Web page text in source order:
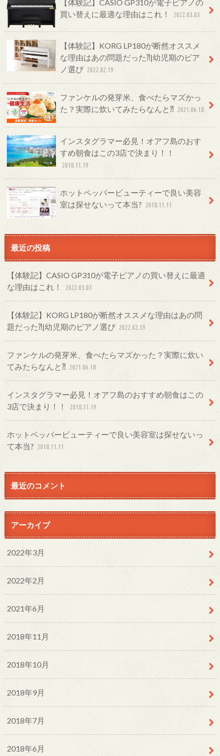
【体験記】CASIO GP310が電子ピアノの
買い替えに最適な理由はこれ！
2022.03.03
【体験記】KORG LP180が断然オススメ
な理由はあの問題だった⁈|幼児期のピア
ノ選び 2022.02.19
ファンケルの発芽米、食べたらマズかっ
た？実際に炊いてみたらなんと⁈ 2021.06.18
インスタグラマー必見！オアフ島のおす
すめ朝食はこの3店で決まり！！
2018.11.19
ホットペッパービューティーで良い美容
室は探せないって本当? 2018.11.11
最近の投稿
【体験記】CASIO GP310が電子ピアノの買い替えに最適
な理由はこれ！
2022.03.03
【体験記】KORG LP180が断然オススメな理由はあの問
題だった⁈|幼児期のピアノ選び 2022.02.19
ファンケルの発芽米、食べたらマズかった？実際に炊い
てみたらなんと⁈ 2021.06.18
インスタグラマー必見！オアフ島のおすすめ朝食はこの
3店で決まり！！
2018.11.19
ホットペッパービューティーで良い美容室は探せないっ
て本当? 2018.11.11
最近のコメント
アーカイブ
2022年3月
2022年2月
2021年6月
2018年11月
2018年10月
2018年9月
2018年7月
2018年6月